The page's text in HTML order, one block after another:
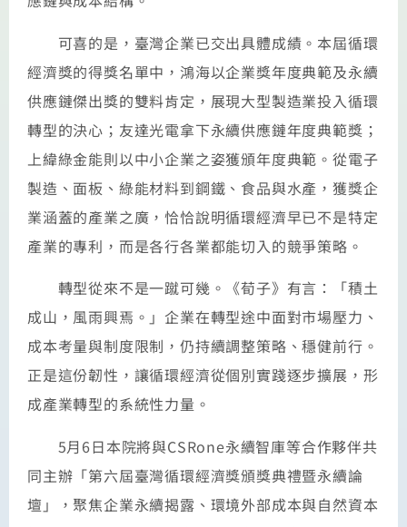
可喜的是，臺灣企業已交出具體成績。本屆循環
經濟獎的得獎名單中，鴻海以企業獎年度典範及永續
供應鏈傑出獎的雙料肯定，展現大型製造業投入循環
轉型的決心；友達光電拿下永續供應鏈年度典範獎；
上緯綠金能則以中小企業之姿獲頒年度典範。從電子
製造、面板、綠能材料到鋼鐵、食品與水產，獲獎企
業涵蓋的產業之廣，恰恰說明循環經濟早已不是特定
產業的專利，而是各行各業都能切入的競爭策略。
轉型從來不是一蹴可幾。《荀子》有言：「積土
成山，風雨興焉。」企業在轉型途中面對市場壓力、
成本考量與制度限制，仍持續調整策略、穩健前行。
正是這份韌性，讓循環經濟從個別實踐逐步擴展，形
成產業轉型的系統性力量。
5月6日本院將與CSRone永續智庫等合作夥伴共
同主辦「第六屆臺灣循環經濟獎頒獎典禮暨永續論
壇」，聚焦企業永續揭露、環境外部成本與自然資本